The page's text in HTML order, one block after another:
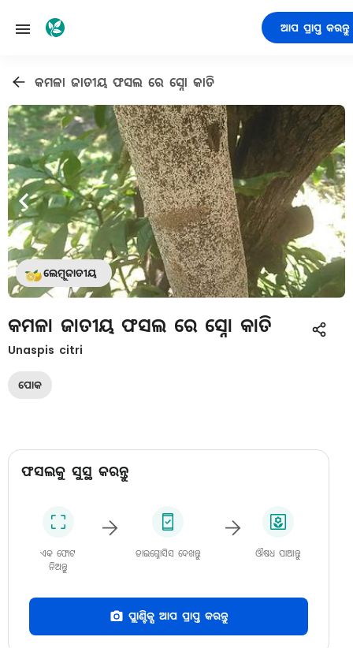
ଆପ ପ୍ରାପ୍ତ କରନ୍ତୁ
କମଳା ଜାତୀୟ ଫସଲ ରେ ସ୍ନୋ କାତି
ଲେମ୍ବୁଜାତୀୟ
କମଳା ଜାତୀୟ ଫସଲ ରେ ସ୍ନୋ କାତି
Unaspis citri
ପୋକ
ଫସଲକୁ ସୁସ୍ଥ କରନ୍ତୁ
ଏକ ଫୋଟ
ନିଅନ୍ତୁ
ଡାଇଗ୍ନୋସିସ ଦେଖନ୍ତୁ ଔଷଧ ପାଆନ୍ତୁ
ପ୍ଲାଣ୍ଟିକ୍ସ ଆପ ପ୍ରାପ୍ତ କରନ୍ତୁ